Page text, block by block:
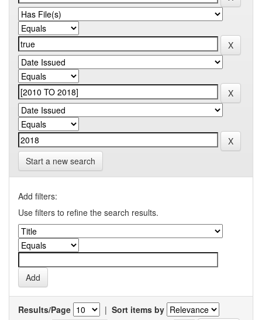
Start a new search
Add filters:
Use filters to refine the search results.
Results/Page | Sort items by